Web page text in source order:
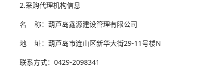
2.采购代理机构信息
名 称：葫芦岛鑫源建设管理有限公司
地 址：葫芦岛市连山区新华大街29-11号楼N
联系方式：0429-2098341